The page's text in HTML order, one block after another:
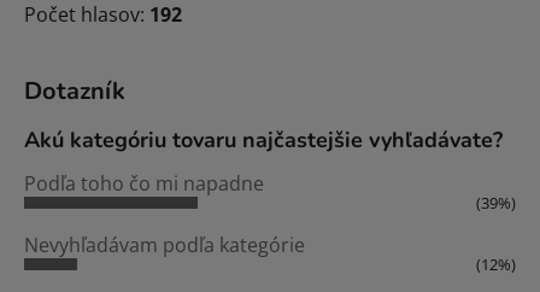
Počet hlasov: 192
Dotazník
Akú kategóriu tovaru najčastejšie vyhľadávate?
Podľa toho čo mi napadne
(39%)
Nevyhľadávam podľa kategórie
(12%)